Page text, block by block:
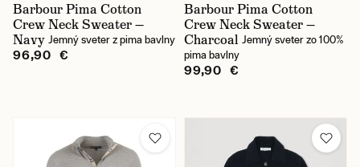
Barbour Pima Cotton
Crew Neck Sweater —
Navy Jemný sveter z pima bavlny
96,90 €
Barbour Pima Cotton
Crew Neck Sweater —
Charcoal Jemný sveter zo 100%
pima bavlny
99,90 €